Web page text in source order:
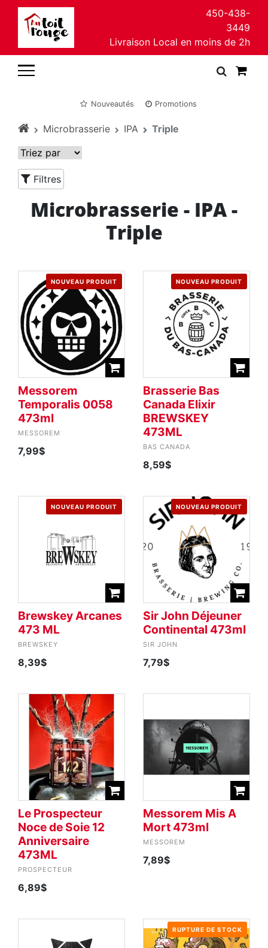
450-438-
3449
Livraison Local en moins de 2h
Nouveautés Promotions
Microbrasserie IPA Triple
Filtres
Microbrasserie - IPA -
Triple
NOUVEAU PRODUIT
Messorem
Temporalis 0058
473ml
MESSOREM
7,99$
NOUVEAU PRODUIT
Brasserie Bas
Canada Elixir
BREWSKEY
473ML
BAS CANADA
8,59$
NOUVEAU PRODUIT
Brewskey Arcanes
473 ML
BREWSKEY
8,39$
NOUVEAU PRODUIT
Sir John Déjeuner
Continental 473ml
SIR JOHN
7,79$
Le Prospecteur
Noce de Soie 12
Anniversaire
473ML
PROSPECTEUR
6,89$
Messorem Mis A
Mort 473ml
MESSOREM
7,89$
RUPTURE DE STOCK